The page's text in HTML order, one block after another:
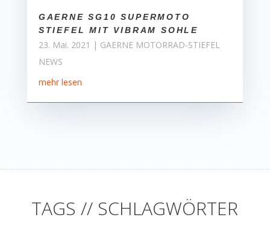
GAERNE SG10 SUPERMOTO
STIEFEL MIT VIBRAM SOHLE
23. Mai. 2021 | GAERNE MOTORRAD-STIEFEL
NEWS
mehr lesen
TAGS // SCHLAGWÖRTER